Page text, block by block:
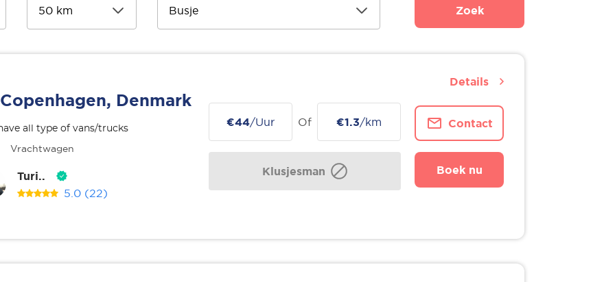
Zoek
Copenhagen, Denmark
all type of vans/trucks
Vrachtwagen
Turi..
5.0 (22)
€44/Uur Of €1.3/km
Klusjesman
Contact
Boek nu
Details